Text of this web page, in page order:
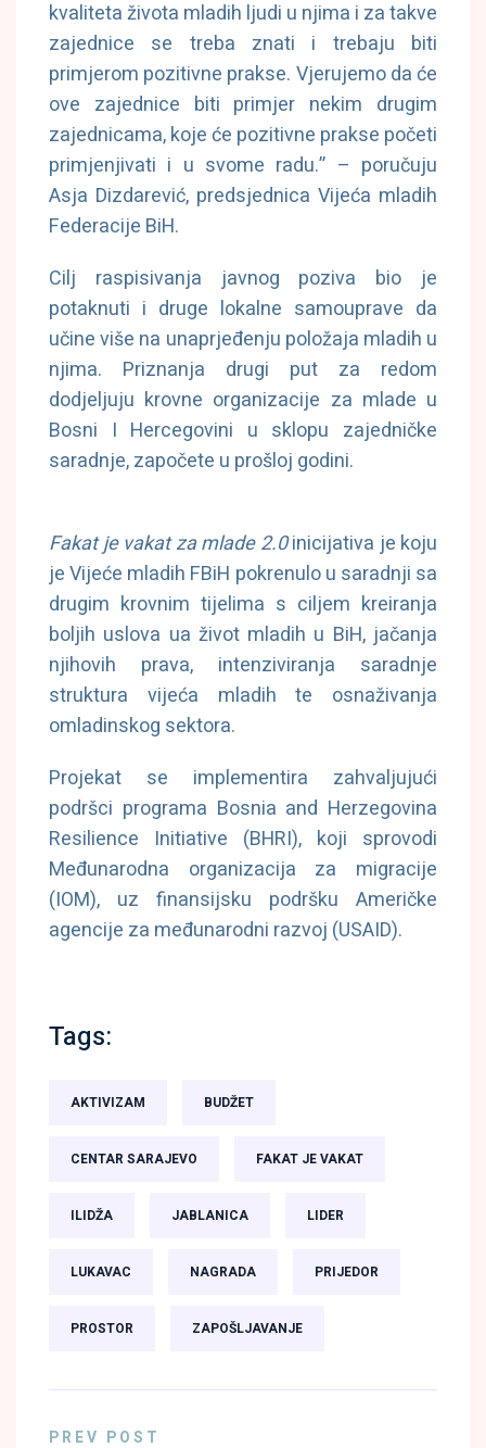
kvaliteta života mladih ljudi u njima i za takve
zajednice se treba znati i trebaju biti
primjerom pozitivne prakse. Vjerujemo da će
ove zajednice biti primjer nekim drugim
zajednicama, koje će pozitivne prakse početi
primjenjivati i u svome radu.” – poručuju
Asja Dizdarević, predsjednica Vijeća mladih
Federacije BiH.
Cilj raspisivanja javnog poziva bio je
potaknuti i druge lokalne samouprave da
učine više na unaprjeđenju položaja mladih u
njima. Priznanja drugi put za redom
dodjeljuju krovne organizacije za mlade u
Bosni I Hercegovini u sklopu zajedničke
saradnje, započete u prošloj godini.
Fakat je vakat za mlade 2.0inicijativa je koju
je Vijeće mladih FBiH pokrenulo u saradnji sa
drugim krovnim tijelima s ciljem kreiranja
boljih uslova ua život mladih u BiH, jačanja
njihovih prava, intenziviranja saradnje
struktura vijeća mladih te osnaživanja
omladinskog sektora.
Projekat se implementira zahvaljujući
podršci programa Bosnia and Herzegovina
Resilience Initiative (BHRI), koji sprovodi
Međunarodna organizacija za migracije
(IOM), uz finansijsku podršku Američke
agencije za međunarodni razvoj (USAID).
Tags:
AKTIVIZAM BUDŽET
CENTAR SARAJEVO FAKAT JE VAKAT
ILIDŽA JABLANICA LIDER
LUKAVAC NAGRADA PRIJEDOR
PROSTOR ZAPOŠLJAVANJE
PREV POST